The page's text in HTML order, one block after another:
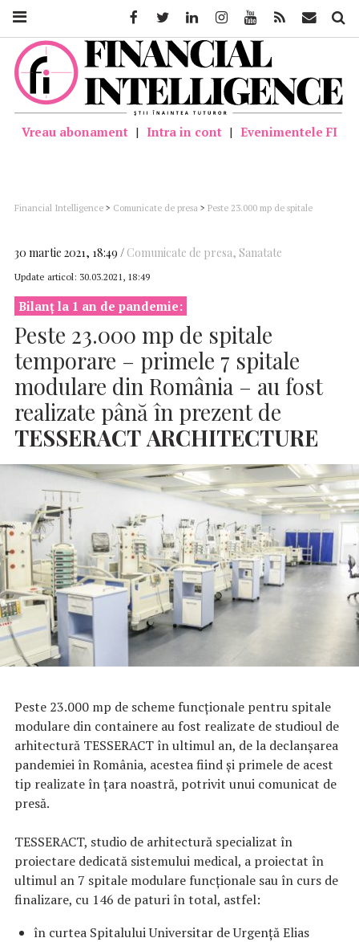
Vreau abonament | Intra in cont | Evenimentele FI
Financial Intelligence > Comunicate de presa > Peste 23.000 mp de spitale
30 martie 2021, 18:49 Comunicate de presa, Sanatate
Update articol: 30.03.2021, 18:49
Bilanț la 1 an de pandemie:
Peste 23.000 mp de spitale
temporare – primele 7 spitale
modulare din România – au fost
realizate până în prezent de
TESSERACTARCHITECTURE
Peste 23.000 mp de scheme funcționale pentru spitale
modulare din containere au fost realizate de studioul de
arhitectură TESSERACT în ultimul an, de la declanșarea
pandemiei în România, acestea fiind și primele de acest
tip realizate în țara noastră, potrivit unui comunicat de
presă.
TESSERACT, studio de arhitectură specializat în
proiectare dedicată sistemului medical, a proiectat în
ultimul an 7 spitale modulare funcționale sau în curs de
finalizare, cu 146 de paturi în total, astfel:
în curtea Spitalului Universitar de Urgență Elias
FacebookTwitter LinkedinInstagramYoutube Feed Mail